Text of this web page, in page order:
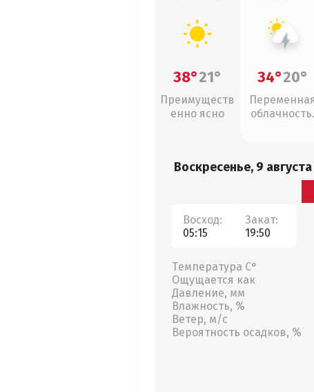
38°21°
Преимуществ
енно ясно
34°20°
Переменная
облачность,
Воскресенье, 9 августа
Восход:
05:15
Закат:
19:50
Температура С°
Ощущается как
Давление, мм
Влажность, %
Ветер, м/с
Вероятность осадков, %